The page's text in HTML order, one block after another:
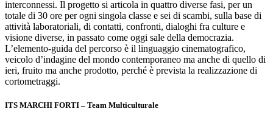
interconnessi. Il progetto si articola in quattro diverse fasi, per un
totale di 30 ore per ogni singola classe e sei di scambi, sulla base di
attività laboratoriali, di contatti, confronti, dialoghi fra culture e
visione diverse, in passato come oggi sale della democrazia.
L’elemento-guida del percorso è il linguaggio cinematografico,
veicolo d’indagine del mondo contemporaneo ma anche di quello di
ieri, fruito ma anche prodotto, perché è prevista la realizzazione di
cortometraggi.
ITS MARCHI FORTI – Team Multiculturale